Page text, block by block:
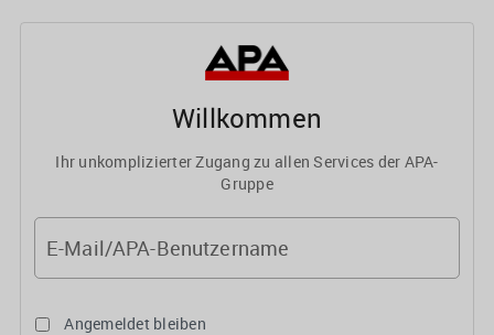
Willkommen
Ihr unkomplizierter Zugang zu allen Services der APA-
Gruppe
E-Mail/APA-Benutzername
Angemeldet bleiben